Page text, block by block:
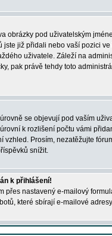
obrázky pod uživatelským
již přidali nebo vaší pozici
uživatele. Záleží na
pak právě tehdy toto
se objevují pod vaším
k rozlišení počtu vámi
Prosím, nezatěžujte
snížit.
k přihlášení!
nastavený e-mailový
které sbírají e-mailové